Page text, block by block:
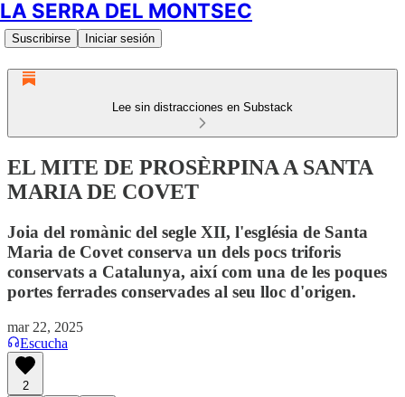
LA SERRA DEL MONTSEC
Suscribirse Iniciar sesión
Lee sin distracciones en Substack
EL MITE DE PROSÈRPINA A SANTA
MARIA DE COVET
Joia del romànic del segle XII, l'església de Santa
Maria de Covet conserva un dels pocs triforis
conservats a Catalunya, així com una de les poques
portes ferrades conservades al seu lloc d'origen.
mar 22, 2025
Escucha
2